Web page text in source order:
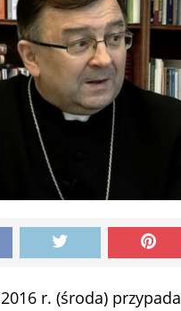
2016 r. (środa) przypada